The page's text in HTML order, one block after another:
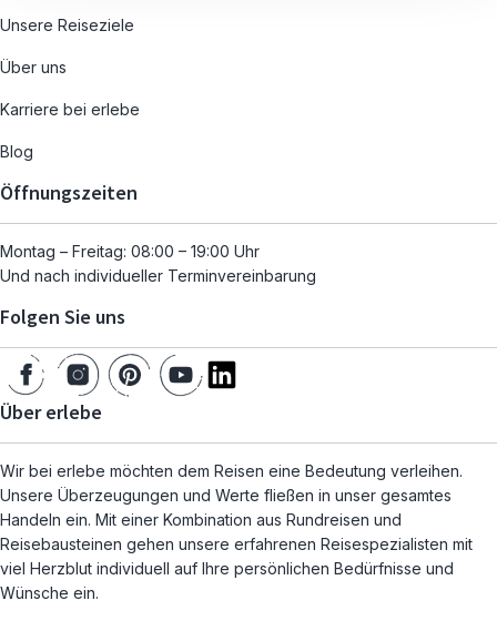
Unsere Reiseziele
Über uns
Karriere bei erlebe
Blog
Öffnungszeiten
Montag – Freitag: 08:00 – 19:00 Uhr
Und nach individueller Terminvereinbarung
Folgen Sie uns
Über erlebe
Wir bei erlebe möchten dem Reisen eine Bedeutung verleihen.
Unsere Überzeugungen und Werte fließen in unser gesamtes
Handeln ein. Mit einer Kombination aus Rundreisen und
Reisebausteinen gehen unsere erfahrenen Reisespezialisten mit
viel Herzblut individuell auf Ihre persönlichen Bedürfnisse und
Wünsche ein.